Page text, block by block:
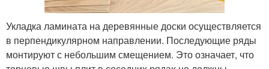
Укладка ламината на деревянные доски осуществляется
в перпендикулярном направлении. Последующие ряды
монтируют с небольшим смещением. Это означает, что